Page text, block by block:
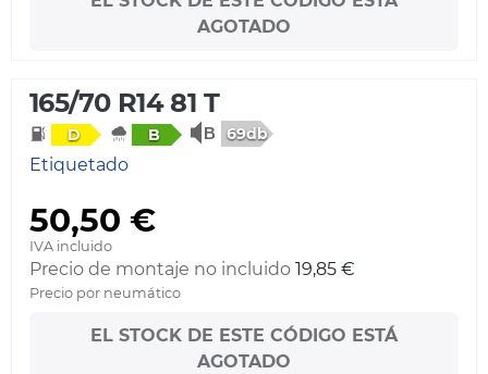
AGOTADO
165/70 R14 81 T
D B 69db
Etiquetado
50,50 €
IVA incluido
Precio de montaje no incluido 19,85 €
Precio por neumático
EL STOCK DE ESTE CÓDIGO ESTÁ
AGOTADO